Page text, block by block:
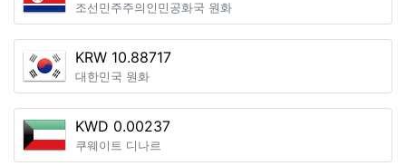
조선민주주의인민공화국 원화
KRW 10.88717
대한민국 원화
KWD 0.00237
쿠웨이트 디나르